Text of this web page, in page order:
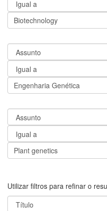
Utilizar filtros para refinar o